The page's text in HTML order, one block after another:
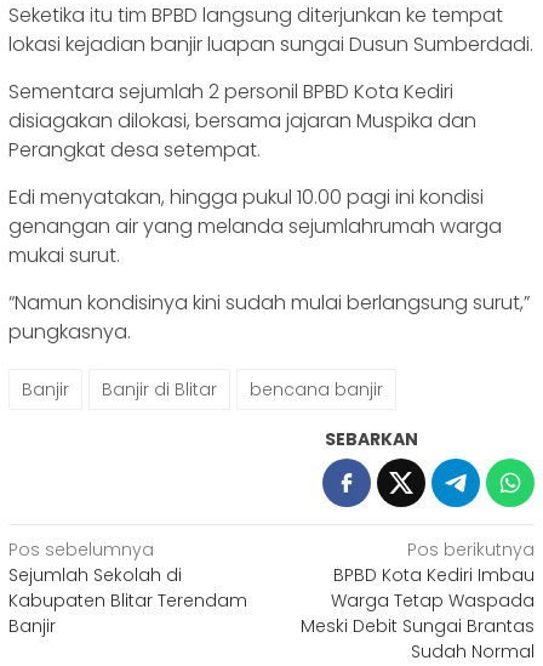
Seketika itu tim BPBD langsung diterjunkan ke tempat
lokasi kejadian banjir luapan sungai Dusun Sumberdadi.
Sementara sejumlah 2 personil BPBD Kota Kediri
disiagakan dilokasi, bersama jajaran Muspika dan
Perangkat desa setempat.
Edi menyatakan, hingga pukul 10.00 pagi ini kondisi
genangan air yang melanda sejumlahrumah warga
mukai surut.
“Namun kondisinya kini sudah mulai berlangsung surut,”
pungkasnya.
Banjir Banjir di Blitar bencana banjir
SEBARKAN
Navigasi
pos
Pos sebelumnya
Sejumlah Sekolah di
Kabupaten Blitar Terendam
Banjir
Pos berikutnya
BPBD Kota Kediri Imbau
Warga Tetap Waspada
Meski Debit Sungai Brantas
Sudah Normal